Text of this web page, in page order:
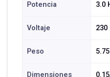
Potencia 3.0
Voltaje 230
Peso
Dimensiones